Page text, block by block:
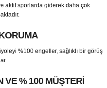
aktif sporlarda giderek daha çok
%100 engeller, sağlıklı bir görüş
VE % 100 MÜŞTERI